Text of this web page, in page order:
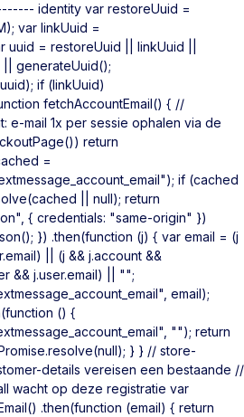
identity var restoreUuid =
var linkUuid =
uuid = restoreUuid || linkUuid ||
|| generateUuid();
if (linkUuid)
fetchAccountEmail() { //
e-mail 1x per sessie ophalen via de
return
=
if (cached
|| null); return
{ credentials: "same-origin" })
}) .then(function (j) { var email = (j
|| (j && j.account &&
&& j.user.email) || "";
email);
() {
""); return
} } // store-
details vereisen een bestaande //
wacht op deze registratie var
.then(function (email) { return